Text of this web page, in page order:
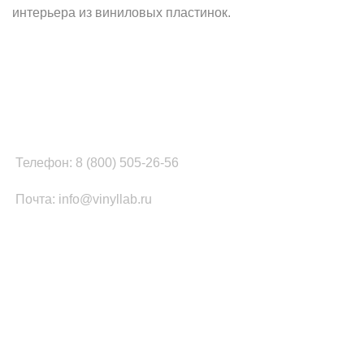
интерьера из виниловых пластинок.
Телефон: 8 (800) 505-26-56
Почта: info@vinyllab.ru